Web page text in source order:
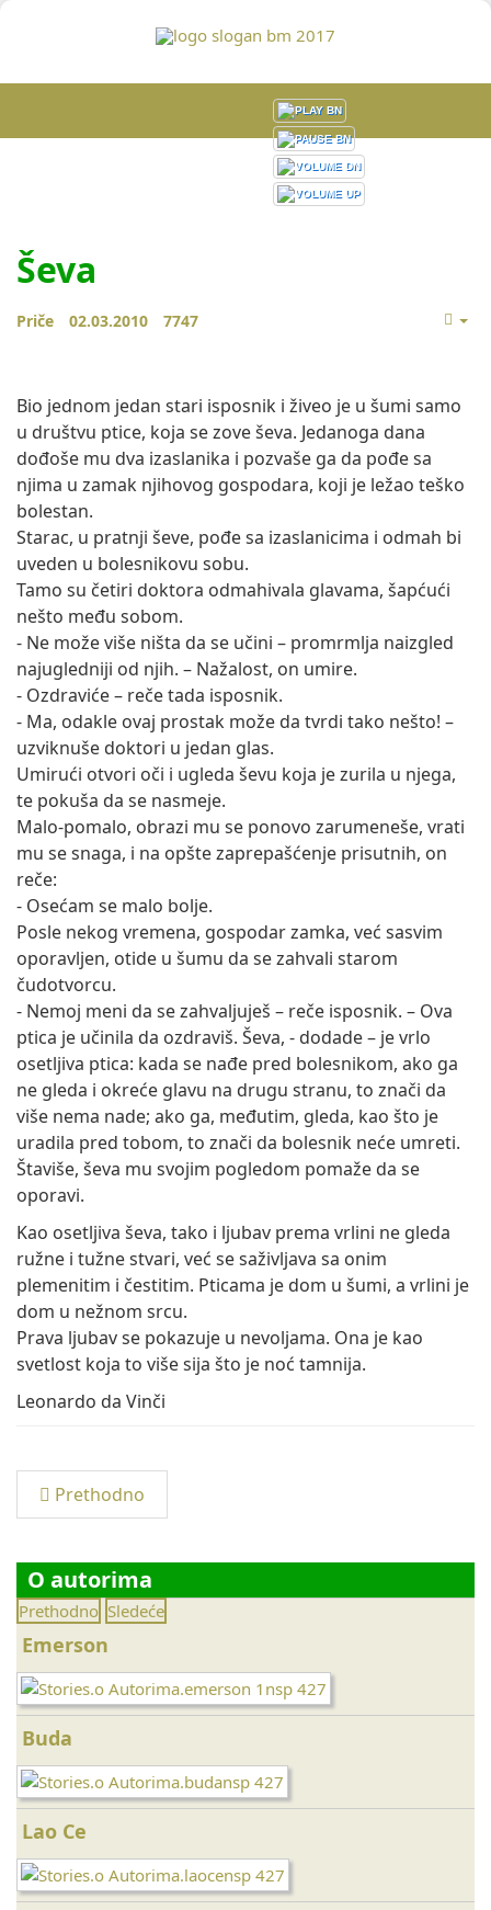
Ševa
Priče 02.03.2010 7747
Bio jednom jedan stari isposnik i živeo je u šumi samo
u društvu ptice, koja se zove ševa. Jedanoga dana
dođoše mu dva izaslanika i pozvaše ga da pođe sa
njima u zamak njihovog gospodara, koji je ležao teško
bolestan.
Starac, u pratnji ševe, pođe sa izaslanicima i odmah bi
uveden u bolesnikovu sobu.
Tamo su četiri doktora odmahivala glavama, šapćući
nešto među sobom.
- Ne može više ništa da se učini – promrmlja naizgled
najugledniji od njih. – Nažalost, on umire.
- Ozdraviće – reče tada isposnik.
- Ma, odakle ovaj prostak može da tvrdi tako nešto! –
uzviknuše doktori u jedan glas.
Umirući otvori oči i ugleda ševu koja je zurila u njega,
te pokuša da se nasmeje.
Malo-pomalo, obrazi mu se ponovo zarumeneše, vrati
mu se snaga, i na opšte zaprepašćenje prisutnih, on
reče:
- Osećam se malo bolje.
Posle nekog vremena, gospodar zamka, već sasvim
oporavljen, otide u šumu da se zahvali starom
čudotvorcu.
- Nemoj meni da se zahvaljuješ – reče isposnik. – Ova
ptica je učinila da ozdraviš. Ševa, - dodade – je vrlo
osetljiva ptica: kada se nađe pred bolesnikom, ako ga
ne gleda i okreće glavu na drugu stranu, to znači da
više nema nade; ako ga, međutim, gleda, kao što je
uradila pred tobom, to znači da bolesnik neće umreti.
Štaviše, ševa mu svojim pogledom pomaže da se
oporavi.
Kao osetljiva ševa, tako i ljubav prema vrlini ne gleda
ružne i tužne stvari, već se saživljava sa onim
plemenitim i čestitim. Pticama je dom u šumi, a vrlini je
dom u nežnom srcu.
Prava ljubav se pokazuje u nevoljama. Ona je kao
svetlost koja to više sija što je noć tamnija.
Leonardo da Vinči
Prethodno
O autorima
Prethodno Sledeće
Emerson
Buda
Lao Ce